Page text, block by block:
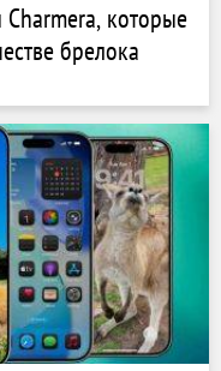
которые
брелока